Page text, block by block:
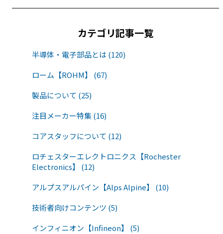
カテゴリ記事一覧
半導体・電子部品とは (120)
ローム【ROHM】 (67)
製品について (25)
注目メーカー特集 (16)
コアスタッフについて (12)
ロチェスターエレクトロニクス【Rochester
Electronics】 (12)
アルプスアルパイン【Alps Alpine】 (10)
技術者向けコンテンツ (5)
インフィニオン【Infineon】 (5)